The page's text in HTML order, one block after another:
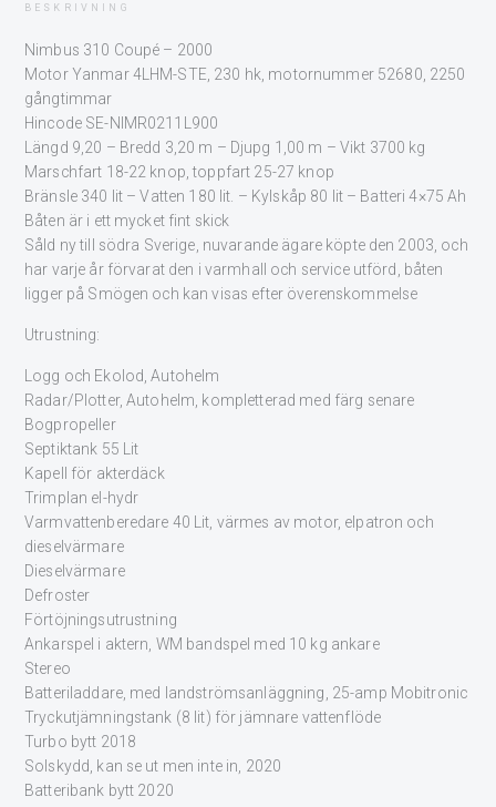
BESKRIVNING
Nimbus 310 Coupé – 2000
Motor Yanmar 4LHM-STE, 230 hk, motornummer 52680, 2250
gångtimmar
Hincode SE-NIMR0211L900
Längd 9,20 – Bredd 3,20 m – Djupg 1,00 m – Vikt 3700 kg
Marschfart 18-22 knop, toppfart 25-27 knop
Bränsle 340 lit – Vatten 180 lit. – Kylskåp 80 lit – Batteri 4×75 Ah
Båten är i ett mycket fint skick
Såld ny till södra Sverige, nuvarande ägare köpte den 2003, och
har varje år förvarat den i varmhall och service utförd, båten
ligger på Smögen och kan visas efter överenskommelse
Utrustning:
Logg och Ekolod, Autohelm
Radar/Plotter, Autohelm, kompletterad med färg senare
Bogpropeller
Septiktank 55 Lit
Kapell för akterdäck
Trimplan el-hydr
Varmvattenberedare 40 Lit, värmes av motor, elpatron och
dieselvärmare
Dieselvärmare
Defroster
Förtöjningsutrustning
Ankarspel i aktern, WM bandspel med 10 kg ankare
Stereo
Batteriladdare, med landströmsanläggning, 25-amp Mobitronic
Tryckutjämningstank (8 lit) för jämnare vattenflöde
Turbo bytt 2018
Solskydd, kan se ut men inte in, 2020
Batteribank bytt 2020